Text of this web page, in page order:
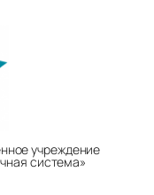
учреждение
система»